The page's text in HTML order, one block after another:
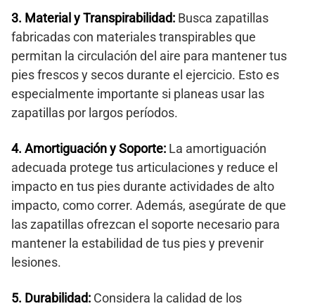
3. Material y Transpirabilidad: Busca zapatillas
fabricadas con materiales transpirables que
permitan la circulación del aire para mantener tus
pies frescos y secos durante el ejercicio. Esto es
especialmente importante si planeas usar las
zapatillas por largos períodos.
4. Amortiguación y Soporte: La amortiguación
adecuada protege tus articulaciones y reduce el
impacto en tus pies durante actividades de alto
impacto, como correr. Además, asegúrate de que
las zapatillas ofrezcan el soporte necesario para
mantener la estabilidad de tus pies y prevenir
lesiones.
5. Durabilidad: Considera la calidad de los